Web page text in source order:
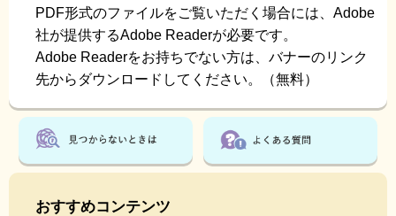
PDF形式のファイルをご覧いただく場合には、Adobe
社が提供するAdobe Readerが必要です。
Adobe Readerをお持ちでない方は、バナーのリンク
先からダウンロードしてください。（無料）
おすすめコンテンツ